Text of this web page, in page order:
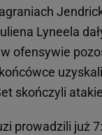
Lyneela
ofensywie
skończyli
prowadzili już